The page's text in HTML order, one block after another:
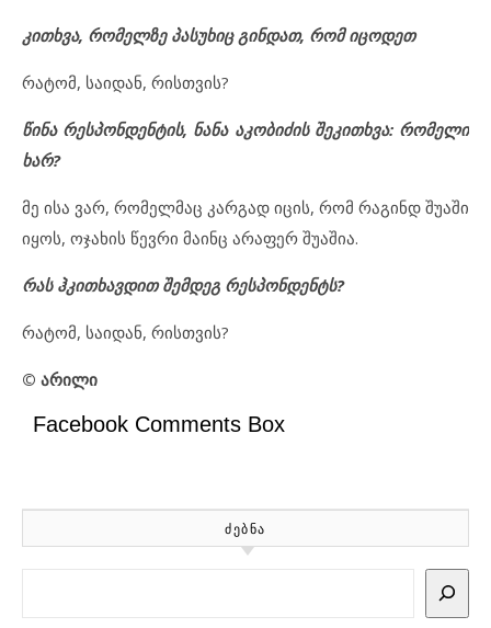
კითხვა, რომელზე პასუხიც გინდათ, რომ იცოდეთ
რატომ, საიდან, რისთვის?
წინა რესპონდენტის, ნანა აკობიძის შეკითხვა: რომელი
ხარ?
მე ისა ვარ, რომელმაც კარგად იცის, რომ რაგინდ შუაში
იყოს, ოჯახის წევრი მაინც არაფერ შუაშია.
რას ჰკითხავდით შემდეგ რესპონდენტს?
რატომ, საიდან, რისთვის?
© არილი
Facebook Comments Box
ᲫᲔᲑᲜᲐ